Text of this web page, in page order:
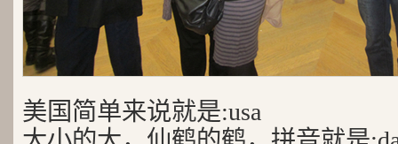
美国简单来说就是:usa